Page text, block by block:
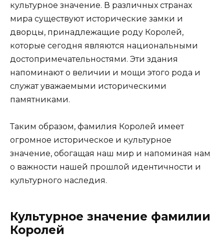
культурное значение. В различных странах
мира существуют исторические замки и
дворцы, принадлежащие роду Королей,
которые сегодня являются национальными
достопримечательностями. Эти здания
напоминают о величии и мощи этого рода и
служат уважаемыми историческими
памятниками.
Таким образом, фамилия Королей имеет
огромное историческое и культурное
значение, обогащая наш мир и напоминая нам
о важности нашей прошлой идентичности и
культурного наследия.
Культурное значение фамилии
Королей